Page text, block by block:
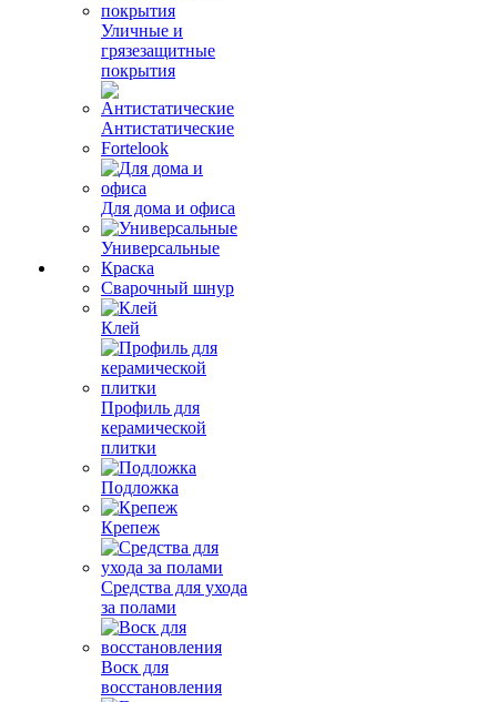
Уличные и
грязезащитные
покрытия
Антистатические
Fortelook
Для дома и офиса
Универсальные
Краска
Сварочный шнур
Клей
Профиль для
керамической
плитки
Подложка
Крепеж
Средства для ухода
за полами
Воск для
восстановления